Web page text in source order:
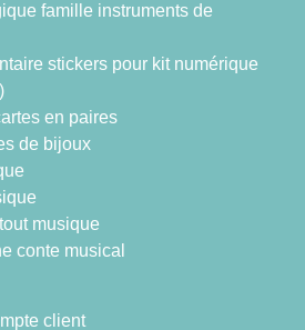
famille instruments de
stickers pour kit numérique
en paires
de bijoux
musique
conte musical
client